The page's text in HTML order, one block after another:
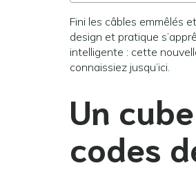
Fini les câbles emmêlés
design et pratique
intelligente : cette
connaissiez jusqu’ici.
Un
codes